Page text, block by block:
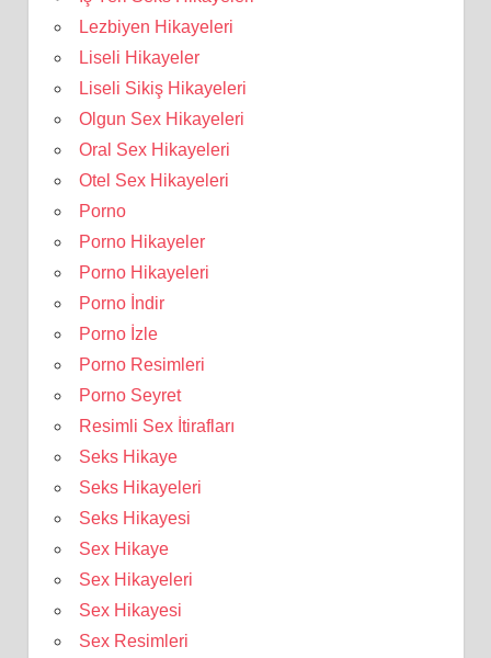
Lezbiyen Hikayeleri
Liseli Hikayeler
Liseli Sikiş Hikayeleri
Olgun Sex Hikayeleri
Oral Sex Hikayeleri
Otel Sex Hikayeleri
Porno
Porno Hikayeler
Porno Hikayeleri
Porno İndir
Porno İzle
Porno Resimleri
Porno Seyret
Resimli Sex İtirafları
Seks Hikaye
Seks Hikayeleri
Seks Hikayesi
Sex Hikaye
Sex Hikayeleri
Sex Hikayesi
Sex Resimleri